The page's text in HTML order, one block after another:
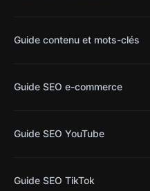
Guide contenu et mots-clés
Guide SEO e-commerce
Guide SEO YouTube
Guide SEO TikTok